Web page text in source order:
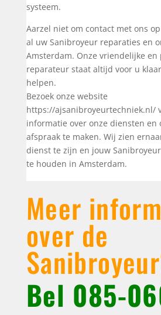
systeem.
Aarzel niet om contact met ons
al uw Sanibroyeur reparaties en
Amsterdam. Onze vriendelijke en
reparateur staat altijd voor u
helpen.
Bezoek onze website
https://ajsanibroyeurtechniek.nl/
informatie over onze diensten en
afspraak te maken. Wij zien
dienst te zijn en jouw
te houden in Amsterdam.
Meer
over de
Bel 085-